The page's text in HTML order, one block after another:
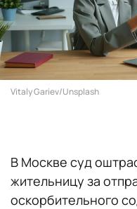
Vitaly Gariev/Unsplash
В Москве суд
жительницу за
оскорбительного